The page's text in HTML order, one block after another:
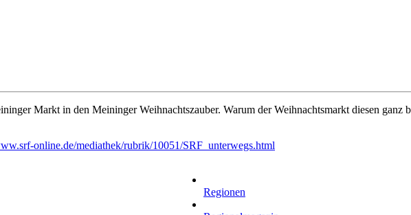
Markt in den Meininger Weihnachtszauber. Warum der Weihnachtsmarkt diesen ganz
online.de/mediathek/rubrik/10051/SRF_unterwegs.html
Regionen